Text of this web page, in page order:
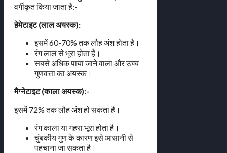
वर्गीकृत किया जाता है:-
हेमेटाइट (लाल अयस्क):
इसमें 60-70% तक लौह अंश होता है।
रंग लाल से भूरा होता है।
सबसे अधिक पाया जाने वाला और उच्च
गुणवत्ता का अयस्क।
मैग्नेटाइट (काला अयस्क):-
इसमें 72% तक लौह अंश हो सकता है।
रंग काला या गहरा भूरा होता है।
चुंबकीय गुण के कारण इसे आसानी से
पहचाना जा सकता है।